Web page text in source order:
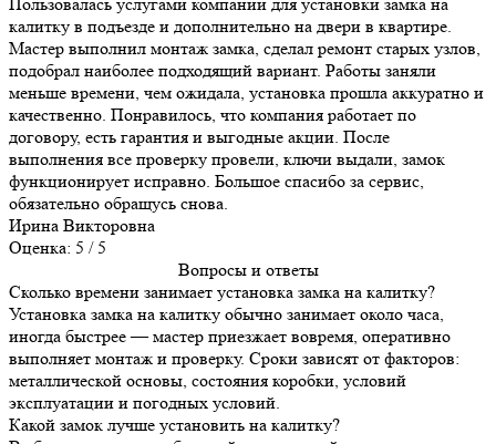
калитку в подъезде и дополнительно на двери в квартире.
Мастер выполнил монтаж замка, сделал ремонт старых узлов,
подобрал наиболее подходящий вариант. Работы заняли
меньше времени, чем ожидала, установка прошла аккуратно и
качественно. Понравилось, что компания работает по
договору, есть гарантия и выгодные акции. После
выполнения все проверку провели, ключи выдали, замок
функционирует исправно. Большое спасибо за сервис,
обязательно обращусь снова.
Ирина Викторовна
Оценка: 5 / 5
Вопросы и ответы
Сколько времени занимает установка замка на калитку?
Установка замка на калитку обычно занимает около часа,
иногда быстрее — мастер приезжает вовремя, оперативно
выполняет монтаж и проверку. Сроки зависят от факторов:
металлической основы, состояния коробки, условий
эксплуатации и погодных условий.
Какой замок лучше установить на калитку?